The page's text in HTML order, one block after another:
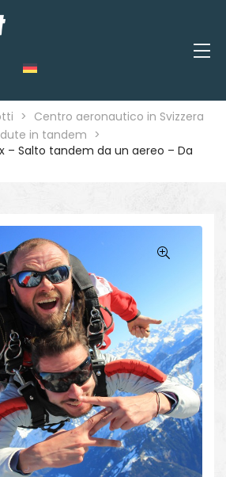
> Centro aeronautico in Svizzera
in tandem >
– Salto tandem da un aereo – Da